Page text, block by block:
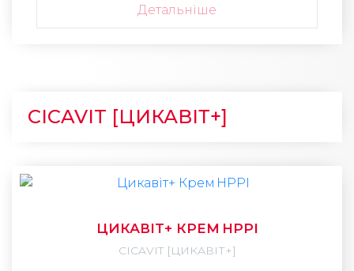
Детальніше
CICAVIT [ЦИКАВІТ+]
ЦИКАВІТ+ КРЕМ HPPI
CICAVIT [ЦИКАВІТ+]